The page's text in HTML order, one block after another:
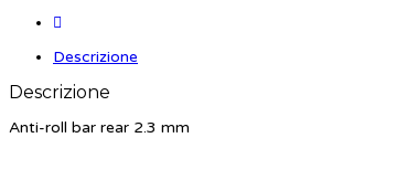
Descrizione
Descrizione
Anti-roll bar rear 2.3 mm